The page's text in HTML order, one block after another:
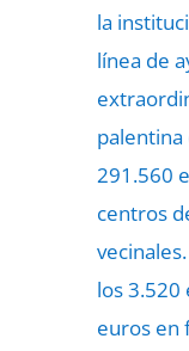
la
línea de
palentina
291.560
centros
los 3.520
euros en